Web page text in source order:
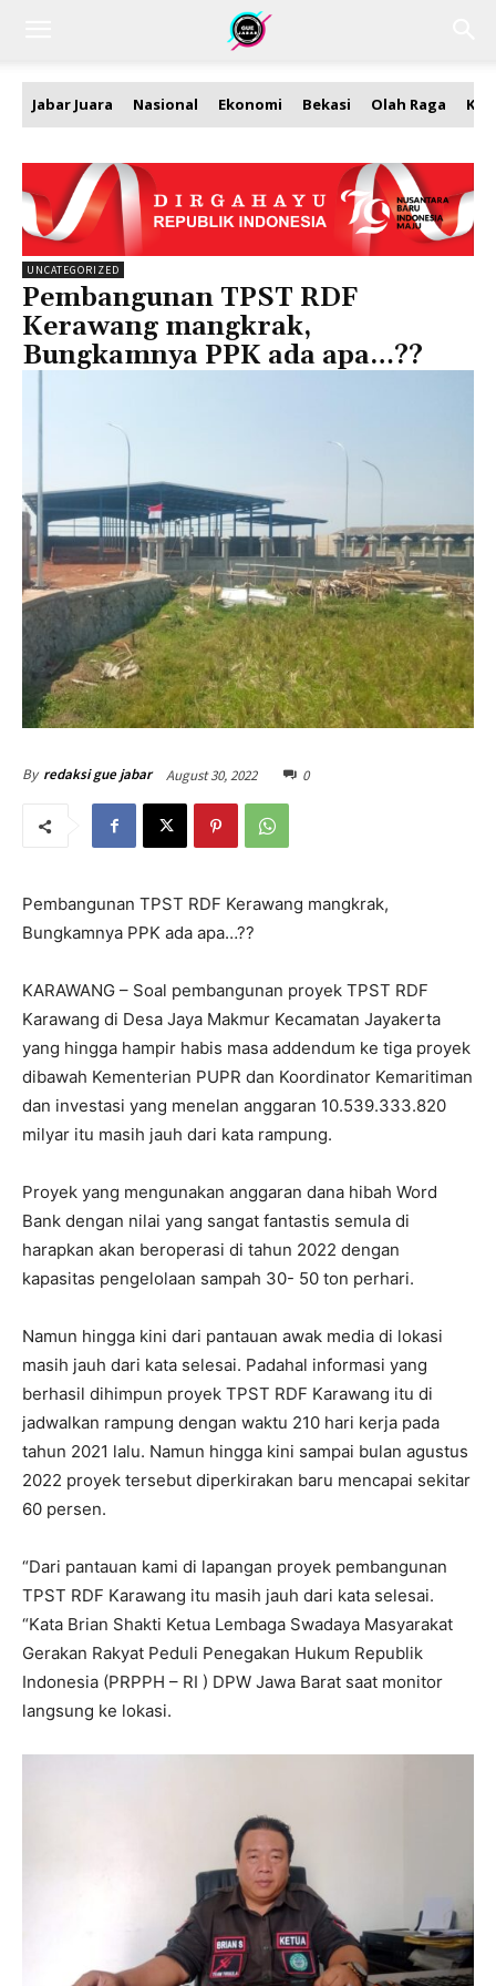
Jabar Juara Nasional Ekonomi Bekasi Olah Raga
UNCATEGORIZED
Pembangunan TPST RDF
Kerawang mangkrak,
Bungkamnya PPK ada apa…??
By redaksi gue jabar August 30, 2022 0
Pembangunan TPST RDF Kerawang mangkrak,
Bungkamnya PPK ada apa…??
KARAWANG – Soal pembangunan proyek TPST RDF
Karawang di Desa Jaya Makmur Kecamatan Jayakerta
yang hingga hampir habis masa addendum ke tiga proyek
dibawah Kementerian PUPR dan Koordinator Kemaritiman
dan investasi yang menelan anggaran 10.539.333.820
milyar itu masih jauh dari kata rampung.
Proyek yang mengunakan anggaran dana hibah Word
Bank dengan nilai yang sangat fantastis semula di
harapkan akan beroperasi di tahun 2022 dengan
kapasitas pengelolaan sampah 30- 50 ton perhari.
Namun hingga kini dari pantauan awak media di lokasi
masih jauh dari kata selesai. Padahal informasi yang
berhasil dihimpun proyek TPST RDF Karawang itu di
jadwalkan rampung dengan waktu 210 hari kerja pada
tahun 2021 lalu. Namun hingga kini sampai bulan agustus
2022 proyek tersebut diperkirakan baru mencapai sekitar
60 persen.
“Dari pantauan kami di lapangan proyek pembangunan
TPST RDF Karawang itu masih jauh dari kata selesai.
“Kata Brian Shakti Ketua Lembaga Swadaya Masyarakat
Gerakan Rakyat Peduli Penegakan Hukum Republik
Indonesia (PRPPH – RI ) DPW Jawa Barat saat monitor
langsung ke lokasi.